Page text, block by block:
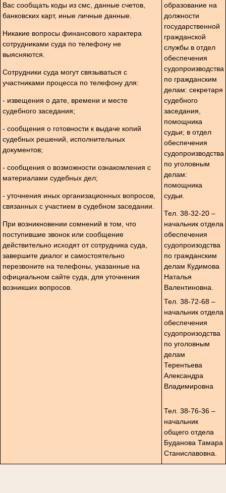
Вас сообщать коды из смс, данные счетов,
банковских карт, иные личные данные.
Никакие вопросы финансового характера
сотрудниками суда по телефону не
выясняются.
Сотрудники суда могут связываться с
участниками процесса по телефону для:
- извещения о дате, времени и месте
судебного заседания;
- сообщения о готовности к выдаче копий
судебных решений, исполнительных
документов;
- сообщения о возможности ознакомления с
материалами судебных дел;
- уточнения иных организационных вопросов,
связанных с участием в судебном заседании.
При возникновении сомнений в том, что
поступившие звонок или сообщение
действительно исходят от сотрудника суда,
завершите диалог и самостоятельно
перезвоните на телефоны, указанные на
официальном сайте суда, для уточнения
возникших вопросов.
образование на
должности
государственной
гражданской
службы в отдел
обеспечения
судопроизводства
по гражданским
делам: секретаря
судебного
заседания,
помощника
судьи; в отдел
обеспечения
судопроизводства
по уголовным
делам:
помощника
судьи.
Тел. 38-32-20 –
начальник отдела
обеспечения
судопроизодства
по гражданским
делам Кудимова
Наталья
Валентиновна.
Тел. 38-72-68 –
начальник отдела
обеспечения
судопроизодства
по уголовным
делам
Терентьева
Александра
Владимировна
Тел. 38-76-36 –
начальник
общего отдела
Буданова Тамара
Станиславовна.